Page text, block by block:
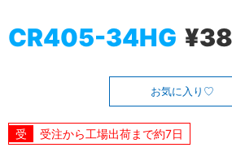
CR405-34HG
お気に入り
受注から工場出荷まで約7日